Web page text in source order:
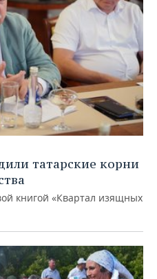
татарские корни
книгой «Квартал изящных